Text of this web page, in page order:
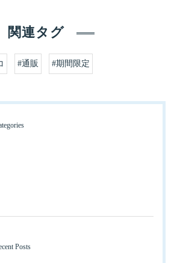
関連タグ
#通販 #期間限定
Posts